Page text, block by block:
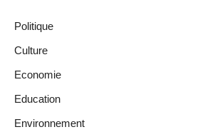
Politique
Culture
Economie
Education
Environnement